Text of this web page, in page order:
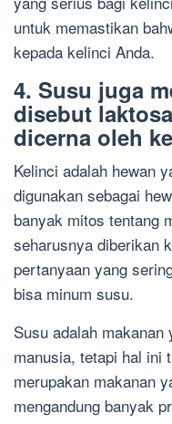
untuk memastikan
kepada kelinci Anda.
4. Susu juga
disebut
dicerna oleh
Kelinci adalah hewan
digunakan sebagai
banyak mitos tentang
seharusnya diberikan
pertanyaan yang
bisa minum susu.
Susu adalah
manusia, tetapi hal ini
merupakan makanan
mengandung banyak